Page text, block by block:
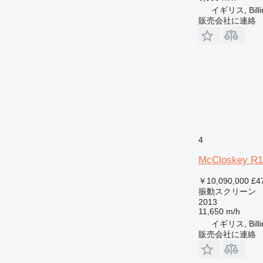
イギリス,
販売会社に連絡
4
McCloskey
￥10,090,000
振動スクリーン
2013
11,650 m/h
イギリス,
販売会社に連絡